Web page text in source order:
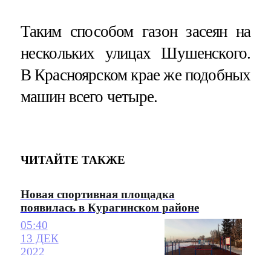
Таким способом газон засеян на
нескольких улицах Шушенского.
В Красноярском крае же подобных
машин всего четыре.
ЧИТАЙТЕ ТАКЖЕ
Новая спортивная площадка
появилась в Курагинском районе
05:40
13 ДЕК
2022